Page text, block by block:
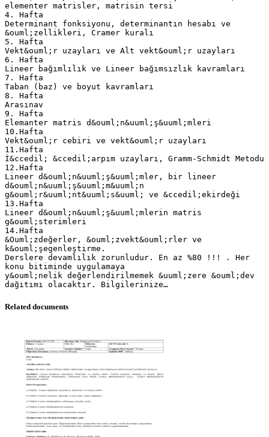
elementer matrisler, matrisin tersi
4. Hafta
Determinant fonksiyonu, determinantın hesabı ve
&ouml;zellikleri, Cramer kuralı
5. Hafta
Vekt&ouml;r uzayları ve Alt vekt&ouml;r uzayları
6. Hafta
Lineer bağımlılık ve Lineer bağımsızlık kavramları
7. Hafta
Taban (baz) ve boyut kavramları
8. Hafta
Arasınav
9. Hafta
Elemanter matris d&ouml;n&uuml;ş&uuml;mleri
10.Hafta
Vekt&ouml;r cebiri ve vekt&ouml;r uzayları
11.Hafta
İ&ccedil; &ccedil;arpım uzayları, Gramm-Schmidt Metodu
12.Hafta
Lineer d&ouml;n&uuml;ş&uuml;mler, bir lineer
d&ouml;n&uuml;ş&uuml;m&uuml;n
g&ouml;r&uuml;nt&uuml;s&uuml; ve &ccedil;ekirdeği
13.Hafta
Lineer d&ouml;n&uuml;ş&uuml;mlerin matris
g&ouml;sterimleri
14.Hafta
&Ouml;zdeğerler, &ouml;zvekt&ouml;rler ve
k&ouml;şegenleştirme.
Derslere devamlılık zorunludur. En az %80 !!! . Her
konu bitiminde uygulamaya
y&ouml;nelik değerlendirilmemek &uuml;zere &ouml;dev
Related documents